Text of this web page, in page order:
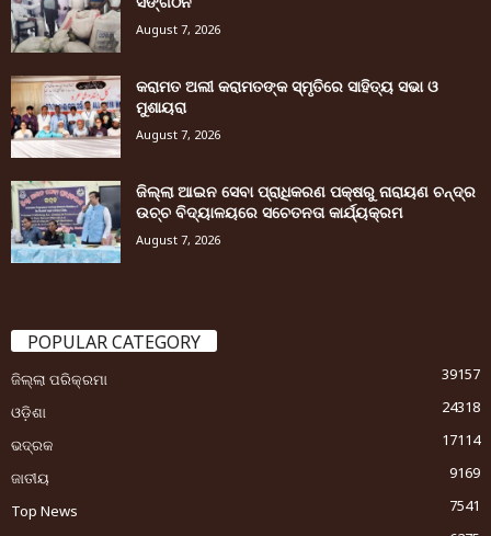
August 7, 2026
କରାମତ ଅଲୀ କରାମତଙ୍କ ସ୍ମୃତିରେ ସାହିତ୍ୟ ସଭା ଓ
ମୁଶାୟରା
August 7, 2026
ଜିଲ୍ଲା ଆଇନ ସେବା ପ୍ରାଧିକରଣ ପକ୍ଷରୁ ନାରାୟଣ ଚନ୍ଦ୍ର
ଉଚ୍ଚ ବିଦ୍ୟାଳୟରେ ସଚେତନତା କାର୍ଯ୍ୟକ୍ରମ
August 7, 2026
POPULAR CATEGORY
ଜିଲ୍ଲା ପରିକ୍ରମା
39157
ଓଡ଼ିଶା
24318
ଭଦ୍ରକ
17114
ଜାତୀୟ
9169
Top News
7541